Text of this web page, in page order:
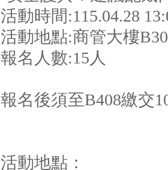
活動時間:115.04.28
活動地點:商管大樓
報名人數:15人
報名後須至B408繳交
活動地點：